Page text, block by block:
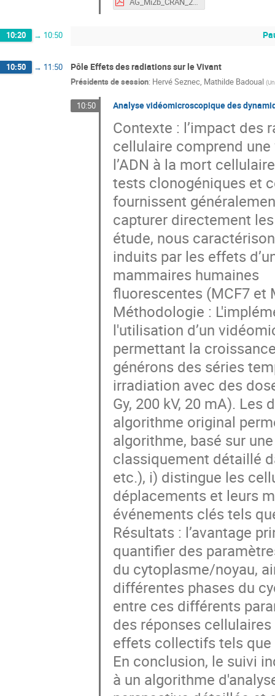
10:20 → 10:50
10:50 → 11:50 Pôle Effets des radiations sur le Vivant
Présidents de session: Hervé Seznec, Mathilde Badoual (
10:50 Analyse vidéomicroscopique des
Contexte : l’impact des
cellulaire comprend
l’ADN à la mort
tests clonogéniques et
fournissent
capturer directement
étude, nous
induits par les effets
mammaires humaines
fluorescentes (MCF7 et
Méthodologie :
l'utilisation d’un
permettant la
générons des séries
irradiation avec des
Gy, 200 kV, 20 mA). Les
algorithme original
algorithme, basé sur
classiquement détaillé
etc.), i) distingue les
déplacements et leurs
événements clés tels
Résultats : l’avantage
quantifier des
du cytoplasme/noyau,
différentes phases du
entre ces différents
des réponses
effets collectifs tels
En conclusion, le suivi
à un algorithme